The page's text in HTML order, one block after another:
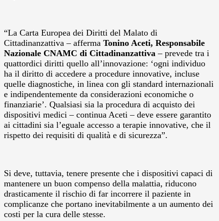
“La Carta Europea dei Diritti del Malato di
Cittadinanzattiva – afferma Tonino Aceti, Responsabile
Nazionale CNAMC di Cittadinanzattiva – prevede tra i
quattordici diritti quello all’innovazione: ‘ogni individuo
ha il diritto di accedere a procedure innovative, incluse
quelle diagnostiche, in linea con gli standard internazionali
e indipendentemente da considerazioni economiche o
finanziarie’. Qualsiasi sia la procedura di acquisto dei
dispositivi medici – continua Aceti – deve essere garantito
ai cittadini sia l’eguale accesso a terapie innovative, che il
rispetto dei requisiti di qualità e di sicurezza”.
Si deve, tuttavia, tenere presente che i dispositivi capaci di
mantenere un buon compenso della malattia, riducono
drasticamente il rischio di far incorrere il paziente in
complicanze che portano inevitabilmente a un aumento dei
costi per la cura delle stesse.